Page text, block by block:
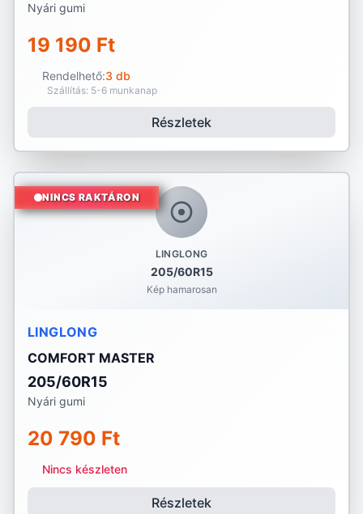
Nyári gumi
19 190 Ft
Rendelhető:3 db
Szállítás: 5-6 munkanap
Részletek
LINGLONG
205/60R15
Kép hamarosan
NINCS RAKTÁRON
LINGLONG
COMFORT MASTER
205/60R15
Nyári gumi
20 790 Ft
Nincs készleten
Részletek